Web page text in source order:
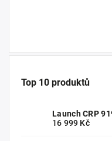
Top 10 produktů
Launch CRP
16 999 Kč